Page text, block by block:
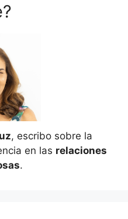
, escribo sobre la
en las relaciones
.